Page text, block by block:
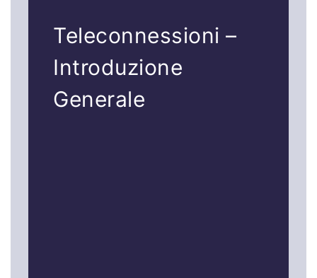
Teleconnessioni –
Introduzione
Generale